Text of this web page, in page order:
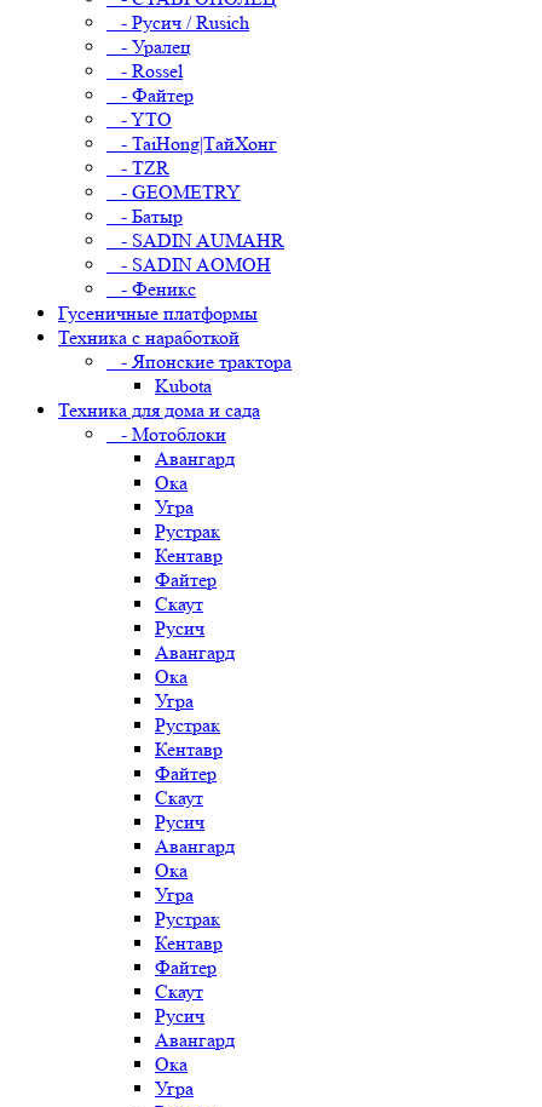
- Русич / Rusich
- Уралец
- Rossel
- Файтер
- YTO
- TaiHong|ТайХонг
- TZR
- GEOMETRY
- Батыр
- SADIN AUMAHR
- SADIN AOMOH
- Феникс
Гусеничные платформы
Техника с наработкой
- Японские трактора
Kubota
Техника для дома и сада
- Мотоблоки
Авангард
Ока
Угра
Рустрак
Кентавр
Файтер
Скаут
Русич
Авангард
Ока
Угра
Рустрак
Кентавр
Файтер
Скаут
Русич
Авангард
Ока
Угра
Рустрак
Кентавр
Файтер
Скаут
Русич
Авангард
Ока
Угра